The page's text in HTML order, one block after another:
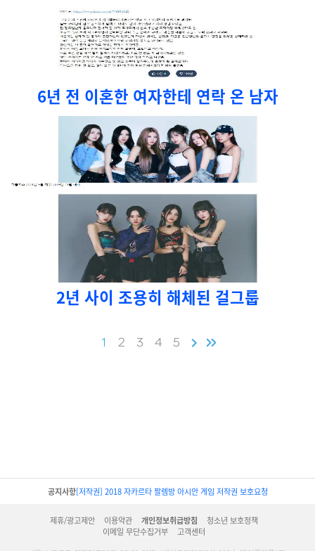
6년 전 이혼한 여자한테 연락 온 남자
2년 사이 조용히 해체된 걸그룹
1 2 3 4 5
공지사항[저작권] 2018 자카르타 팔렘방 아시안 게임 저작권 보호요청
제휴/광고제안 이용약관 개인정보취급방침
청소년 보호정책
이메일 무단수집거부
고객센터